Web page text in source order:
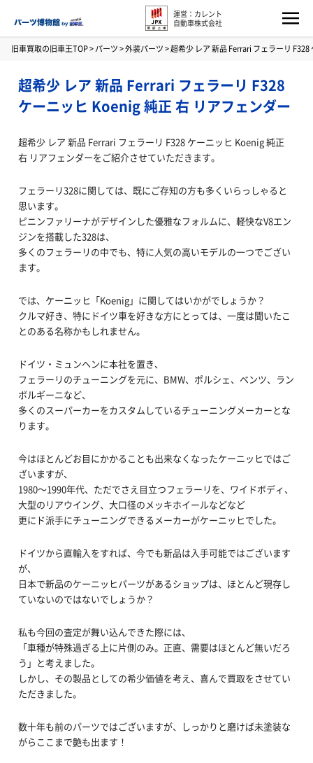
運営：カレント
自動車株式会社
旧車買取の旧車王TOP>パーツ>外装パーツ>超希少 レア 新品 Ferrari フェラーリ
超希少 レア 新品 Ferrari フェラーリ F328
ケーニッヒ Koenig 純正 右 リアフェンダー
超希少 レア 新品 Ferrari フェラーリ F328 ケーニッヒ Koenig 純正
右 リアフェンダーをご紹介させていただきます。
フェラーリ328に関しては、既にご存知の方も多くいらっしゃると
思います。
ピニンファリーナがデザインした優雅なフォルムに、軽快なV8エン
ジンを搭載した328は、
多くのフェラーリの中でも、特に人気の高いモデルの一つでござい
ます。
では、ケーニッヒ「Koenig」に関してはいかがでしょうか？
クルマ好き、特にドイツ車を好きな方にとっては、一度は聞いたこ
とのある名称かもしれません。
ドイツ・ミュンヘンに本社を置き、
フェラーリのチューニングを元に、BMW、ポルシェ、ベンツ、ラン
ボルギーニなど、
多くのスーパーカーをカスタムしているチューニングメーカーとな
ります。
今はほとんどお目にかかることも出来なくなったケーニッヒではご
ざいますが、
1980～1990年代、ただでさえ目立つフェラーリを、ワイドボディ、
大型のリアウイング、大口径のメッキホイールなどなど
更にド派手にチューニングできるメーカーがケーニッヒでした。
ドイツから直輸入をすれば、今でも新品は入手可能ではございます
が、
日本で新品のケーニッヒパーツがあるショップは、ほとんど現存し
ていないのではないでしょうか？
私も今回の査定が舞い込んできた際には、
「車種が特殊過ぎる上に片側のみ。正直、需要はほとんど無いだろ
う」と考えました。
しかし、その製品としての希少価値を考え、喜んで買取をさせてい
ただきました。
数十年も前のパーツではございますが、しっかりと磨けば未塗装な
がらここまで艶も出ます！